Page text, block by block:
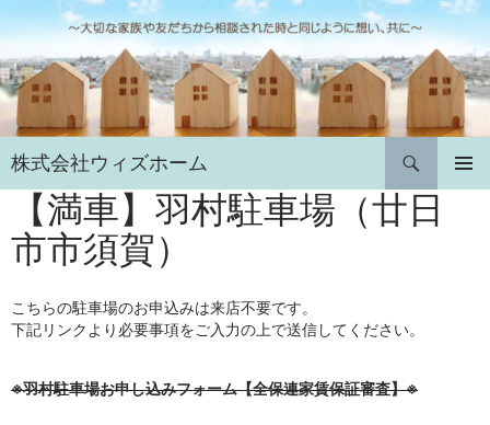
ン
テ
ン
ツ
へ
ス
キ
株式会社ウィズホーム
検
索
メインメ
【満車】羽村駐車場（廿日
市市須賀）
こちらの駐車場のお申込みは来店不要です。
下記リンクより必要事項をご入力の上で送信してください。
※羽村駐車場お申し込みフォーム【全保連家賃保証審査】※